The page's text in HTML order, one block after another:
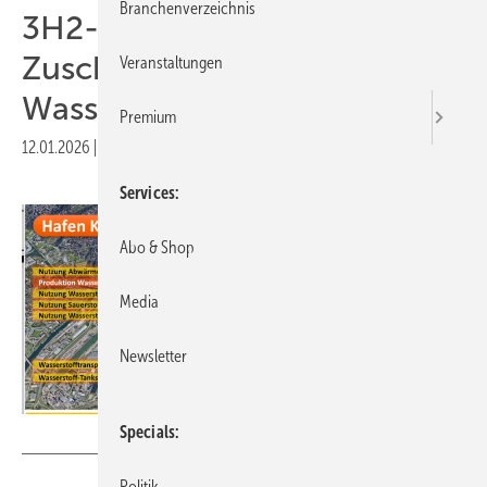
3H2-Partner erhalten
Zuschlag für
Wasserstoffprojekte
12.01.2026
Branchenverzeichnis
Veranstaltungen
Premium
Services
Abo & Shop
Media
Newsletter
Specials